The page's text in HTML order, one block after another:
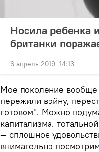
Носила ребенка
британки
6 апреля 2019, 14:13
Мое поколение вообще
пережили войну,
готовом". Можно
капитализма,
— сплошное
внимательно